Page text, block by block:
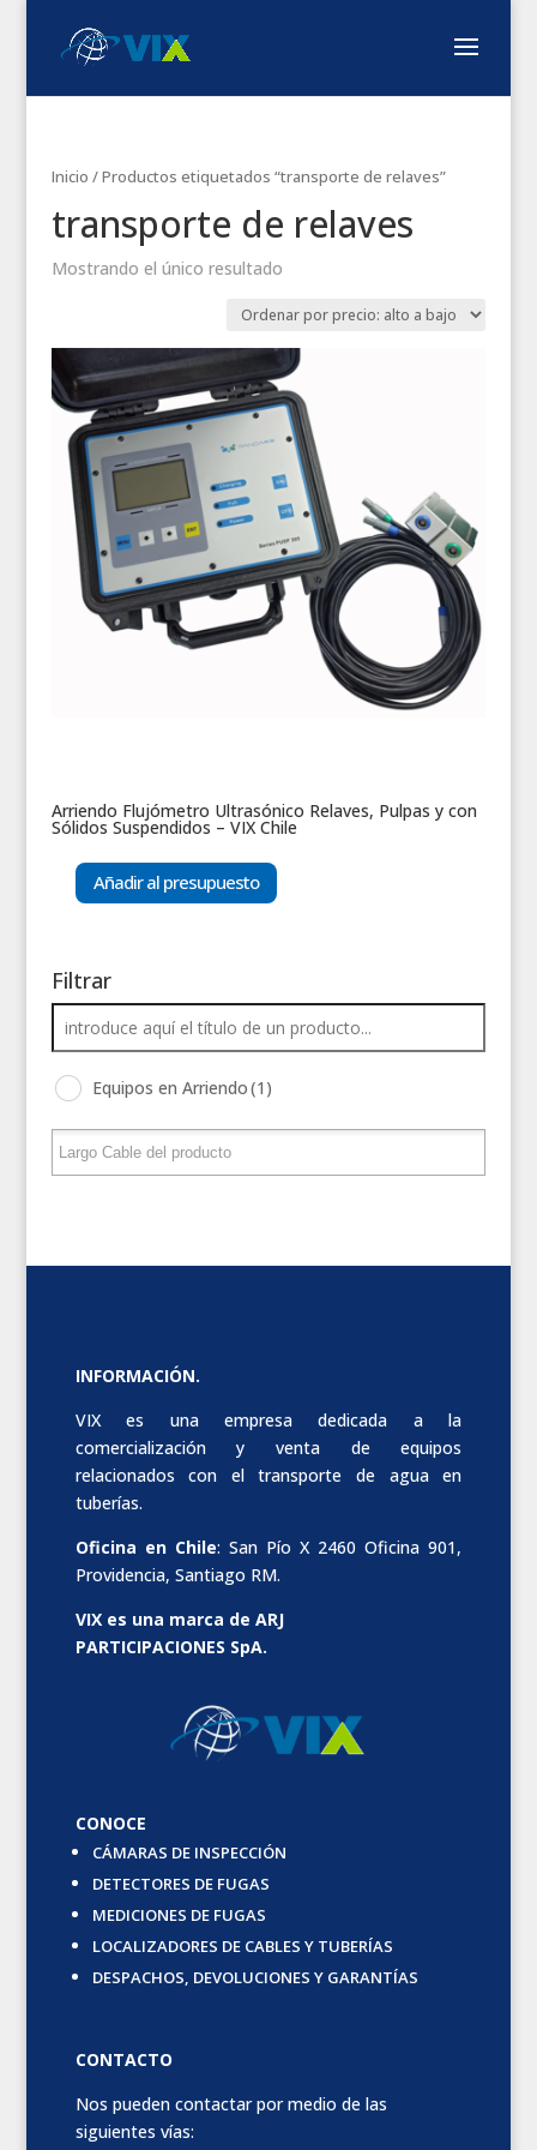
Inicio / Productos etiquetados “transporte de relaves”
transporte de relaves
Mostrando el único resultado
Arriendo Flujómetro Ultrasónico Relaves, Pulpas y con
Sólidos Suspendidos – VIX Chile
Añadir al presupuesto
Filtrar
Equipos en Arriendo(1)
INFORMACIÓN.
VIX es una empresa dedicada a la
comercialización y venta de equipos
relacionados con el transporte de agua en
tuberías.
Oficina en Chile: San Pío X 2460 Oficina 901,
Providencia, Santiago RM.
VIX es una marca de ARJ
PARTICIPACIONES SpA.
CONOCE
CÁMARAS DE INSPECCIÓN
DETECTORES DE FUGAS
MEDICIONES DE FUGAS
LOCALIZADORES DE CABLES Y TUBERÍAS
DESPACHOS, DEVOLUCIONES Y GARANTÍAS
CONTACTO
Nos pueden contactar por medio de las
siguientes vías: